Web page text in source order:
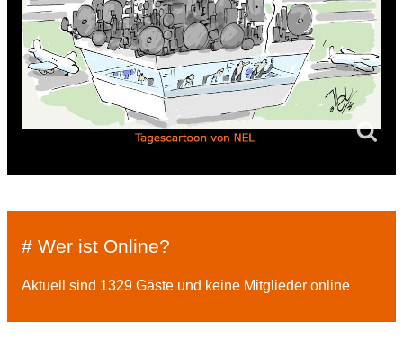
# Wer ist Online?
Aktuell sind 1329 Gäste und keine Mitglieder online